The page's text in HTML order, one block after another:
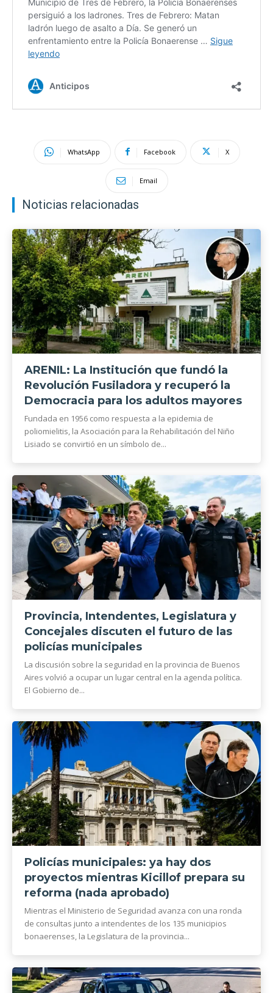
WhatsApp Facebook X
Email
Noticias relacionadas
ARENIL: La Institución que fundó la
Revolución Fusiladora y recuperó la
Democracia para los adultos mayores
Fundada en 1956 como respuesta a la epidemia de
poliomielitis, la Asociación para la Rehabilitación del Niño
Lisiado se convirtió en un símbolo de...
Provincia, Intendentes, Legislatura y
Concejales discuten el futuro de las
policías municipales
La discusión sobre la seguridad en la provincia de Buenos
Aires volvió a ocupar un lugar central en la agenda política.
El Gobierno de...
Policías municipales: ya hay dos
proyectos mientras Kicillof prepara su
reforma (nada aprobado)
Mientras el Ministerio de Seguridad avanza con una ronda
de consultas junto a intendentes de los 135 municipios
bonaerenses, la Legislatura de la provincia...